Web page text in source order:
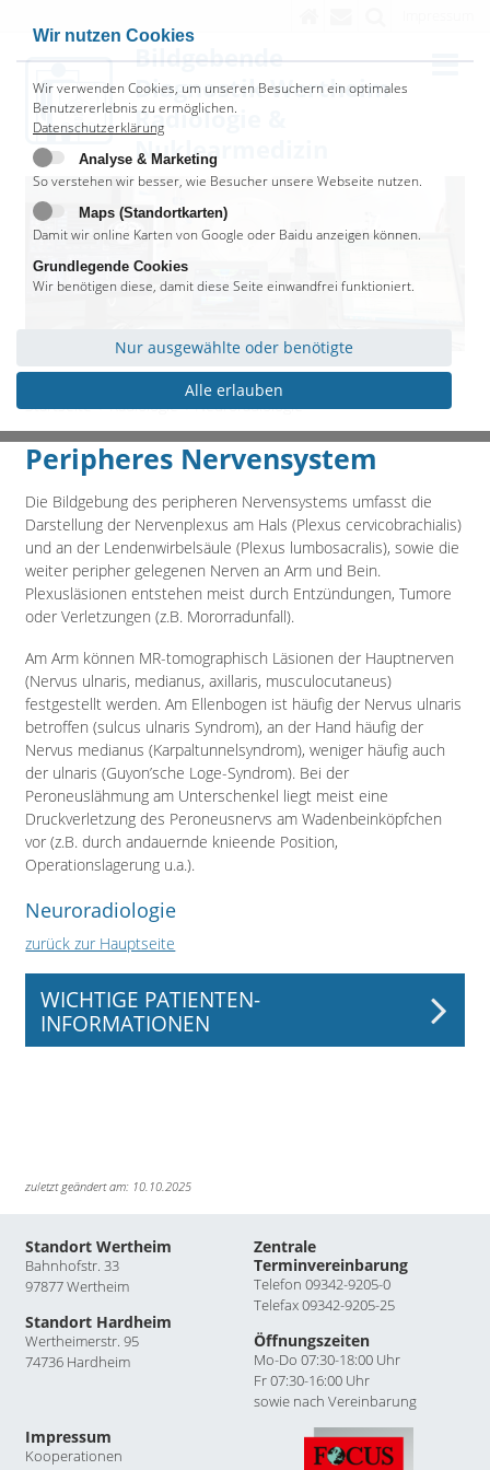
Bildgebende
Diagnostik Wertheim
Radiologie &
Nuklearmedizin
Startseite Radiologie Neuroradiologie
Peripheres Nervensystem
Die Bildgebung des peripheren Nervensystems umfasst die
Darstellung der Nervenplexus am Hals (Plexus cervicobrachialis)
und an der Lendenwirbelsäule (Plexus lumbosacralis), sowie die
weiter peripher gelegenen Nerven an Arm und Bein.
Plexusläsionen entstehen meist durch Entzündungen, Tumore
oder Verletzungen (z.B. Mororradunfall).
Am Arm können MR-tomographisch Läsionen der Hauptnerven
(Nervus ulnaris, medianus, axillaris, musculocutaneus)
festgestellt werden. Am Ellenbogen ist häufig der Nervus ulnaris
betroffen (sulcus ulnaris Syndrom), an der Hand häufig der
Nervus medianus (Karpaltunnelsyndrom), weniger häufig auch
der ulnaris (Guyon’sche Loge-Syndrom). Bei der
Peroneuslähmung am Unterschenkel liegt meist eine
Druckverletzung des Peroneusnervs am Wadenbeinköpfchen
vor (z.B. durch andauernde knieende Position,
Operationslagerung u.a.).
Neuroradiologie
zurück zur Hauptseite
WICHTIGE PATIENTEN-
INFORMATIONEN
zuletzt geändert am: 10.10.2025
Standort Wertheim
Bahnhofstr. 33
97877 Wertheim
Standort Hardheim
Wertheimerstr. 95
74736 Hardheim
Zentrale
Terminvereinbarung
Telefon 09342-9205-0
Telefax 09342-9205-25
Öffnungszeiten
Mo-Do 07:30-18:00 Uhr
Fr 07:30-16:00 Uhr
sowie nach Vereinbarung
Impressum
Kooperationen
Wir nutzen Cookies
Wir verwenden Cookies, um unseren Besuchern ein optimales
Benutzererlebnis zu ermöglichen.
Datenschutzerklärung
Analyse & Marketing
So verstehen wir besser, wie Besucher unsere Webseite nutzen.
Maps (Standortkarten)
Damit wir online Karten von Google oder Baidu anzeigen können.
Grundlegende Cookies
Wir benötigen diese, damit diese Seite einwandfrei funktioniert.
Nur ausgewählte oder benötigte
Alle erlauben